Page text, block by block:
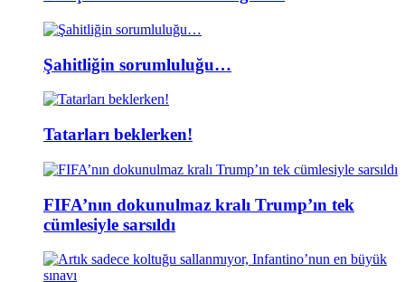
Şahitliğin sorumluluğu…
Tatarları beklerken!
FIFA’nın dokunulmaz kralı Trump’ın tek
cümlesiyle sarsıldı